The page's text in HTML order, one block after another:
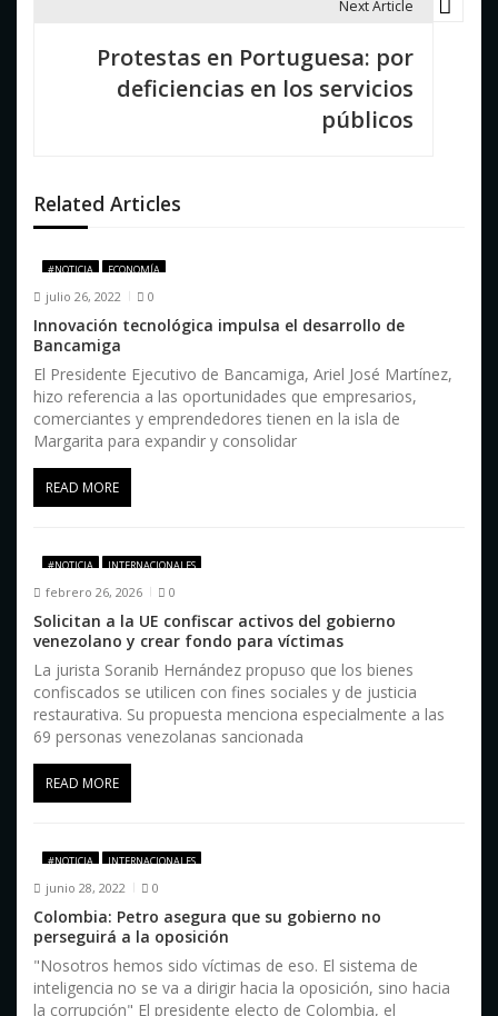
d
e
n
t
r
a
d
s
Next Article
Protestas en Portuguesa: por
deficiencias en los servicios
públicos
Related Articles
#NOTICIA ECONOMÍA
julio 26, 2022 0
Innovación tecnológica impulsa el desarrollo de
Bancamiga
El Presidente Ejecutivo de Bancamiga, Ariel José Martínez,
hizo referencia a las oportunidades que empresarios,
comerciantes y emprendedores tienen en la isla de
Margarita para expandir y consolidar
READ MORE
#NOTICIA INTERNACIONALES
febrero 26, 2026 0
Solicitan a la UE confiscar activos del gobierno
venezolano y crear fondo para víctimas
La jurista Soranib Hernández propuso que los bienes
confiscados se utilicen con fines sociales y de justicia
restaurativa. Su propuesta menciona especialmente a las
69 personas venezolanas sancionada
READ MORE
#NOTICIA INTERNACIONALES
junio 28, 2022 0
Colombia: Petro asegura que su gobierno no
perseguirá a la oposición
"Nosotros hemos sido víctimas de eso. El sistema de
inteligencia no se va a dirigir hacia la oposición, sino hacia
la corrupción" El presidente electo de Colombia, el